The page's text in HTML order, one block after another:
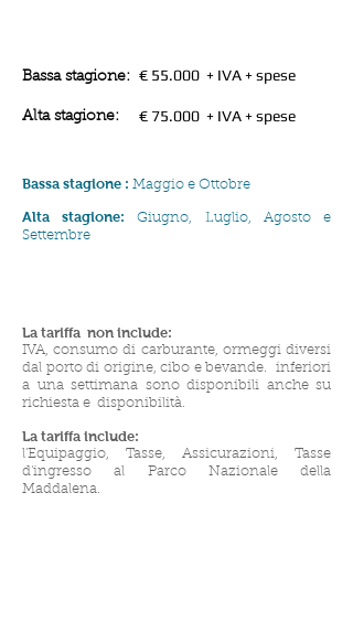
Bassa stagione:
Alta stagione:
€ 55.000
€ 75.000
+ IVA + spese
+ IVA + spese
Bassa stagione : Maggio e Ottobre
Alta stagione:Giugno,
Luglio, Agosto e
Settembre
La tariffa non include:
IVA, consumo di carburante, ormeggi diversi
dal porto di origine, cibo e bevande.
inferiori
a una settimana sono disponibili anche su
richiesta e disponibilità.
La tariffa include:
l'Equipaggio, Tasse, Assicurazioni, Tasse
d'ingresso al Parco Nazionale della
Maddalena.